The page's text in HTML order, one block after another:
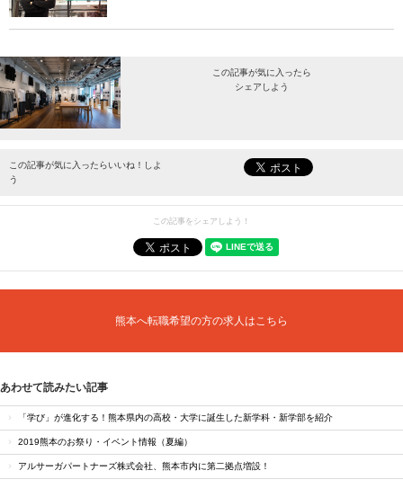
この記事が気に入ったら
シェアしよう
最新情報をお届けします。
この記事が気に入ったらいいね！しよ
う
この記事をシェアしよう！
熊本へ転職希望の方の求人はこちら
あわせて読みたい記事
「学び」が進化する！熊本県内の高校・大学に誕生した新学科・新学部を紹介
2019熊本のお祭り・イベント情報（夏編）
アルサーガパートナーズ株式会社、熊本市内に第二拠点増設！